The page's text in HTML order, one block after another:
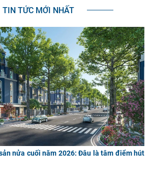
TIN TỨC MỚI NHẤT
nửa cuối năm 2026: Đâu là tâm điểm hút